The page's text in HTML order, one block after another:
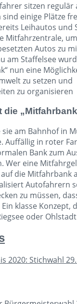
sitzen regulär
sind einige Plätze
Leihautos und
Mitfahrzentrale,
Autos zu
am Staffelsee
nun eine
zu setzen und
zu organisieren
am Bahnhof in
Auffällig in roter
Bank zum
Wer eine
die Mitfahrbank
Autofahrern
zu müssen,
klasse Konzept,
oder
2020: Stichwahl